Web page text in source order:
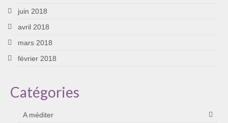
juin 2018
avril 2018
mars 2018
février 2018
Catégories
A méditer